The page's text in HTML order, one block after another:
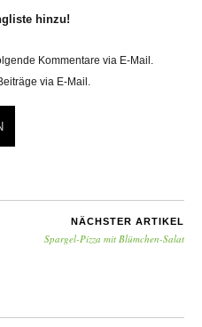
hinzu!
Kommentare via E-Mail.
via E-Mail.
NÄCHSTER ARTIKEL
Spargel-Pizza mit Blümchen-Salat